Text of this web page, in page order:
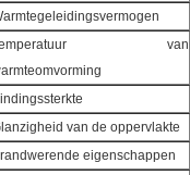
van
van de oppervlakte
eigenschappen